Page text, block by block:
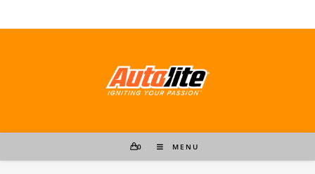
naar
0 MENU